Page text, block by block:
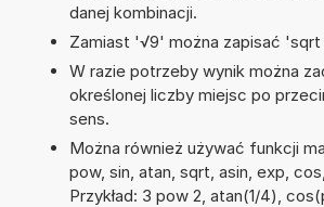
danej kombinacji.
Zamiast '√9' można zapisać 'sqrt
W razie potrzeby wynik można
określonej liczby miejsc po
sens.
Można również używać funkcji
pow, sin, atan, sqrt, asin, exp,
Przykład: 3 pow 2, atan(1/4),